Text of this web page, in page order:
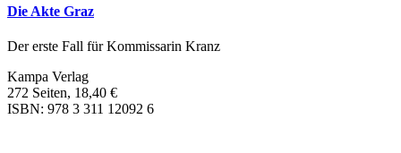
Die Akte Graz
Der erste Fall für Kommissarin Kranz
Kampa Verlag
272 Seiten, 18,40 €
ISBN: 978 3 311 12092 6